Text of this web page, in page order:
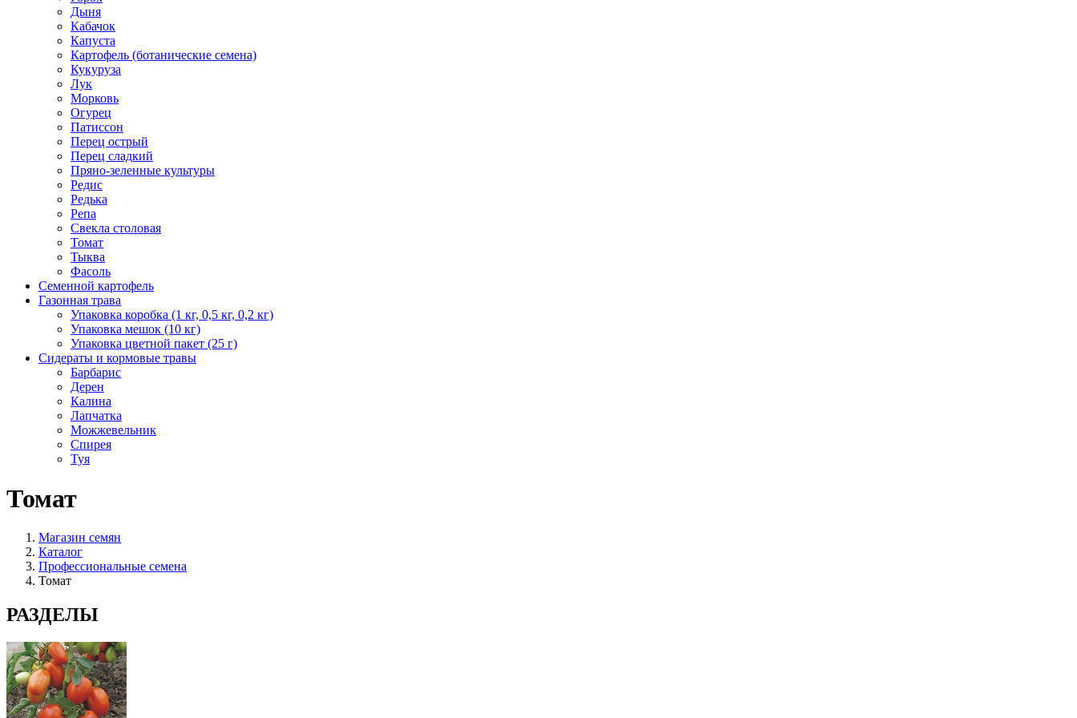
Дыня
Кабачок
Капуста
Картофель (ботанические семена)
Кукуруза
Лук
Морковь
Огурец
Патиссон
Перец острый
Перец сладкий
Пряно-зеленные культуры
Редис
Редька
Репа
Свекла столовая
Томат
Тыква
Фасоль
Семенной картофель
Газонная трава
Упаковка коробка (1 кг, 0,5 кг, 0,2 кг)
Упаковка мешок (10 кг)
Упаковка цветной пакет (25 г)
Сидераты и кормовые травы
Барбарис
Дерен
Калина
Лапчатка
Можжевельник
Спирея
Туя
Томат
Магазин семян
Каталог
Профессиональные семена
Томат
РАЗДЕЛЫ